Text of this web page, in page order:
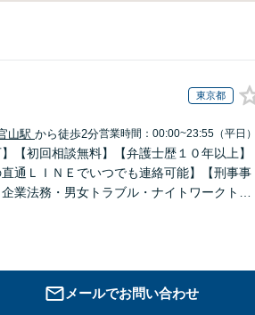
東京都
山駅 から徒歩2分営業時間：00:00~23:55（平日）
【初回相談無料】【弁護士歴１０年以上】
直通ＬＩＮＥでいつでも連絡可能】【刑事事
業法務・男女トラブル・ナイトワークトラ
メールでお問い合わせ